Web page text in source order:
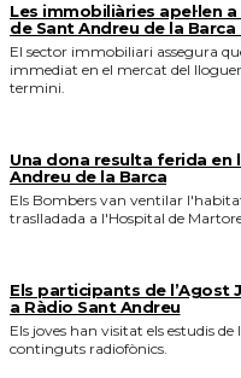
Les immobiliàries apel·len
de Sant Andreu de la
El sector immobiliari assegura
immediat en el mercat del
termini.
Una dona resulta ferida en
Andreu de la Barca
Els Bombers van ventilar
traslladada a l'Hospital de
Els participants de l’Agost
a Ràdio Sant Andreu
Els joves han visitat els estudis
continguts radiofònics.